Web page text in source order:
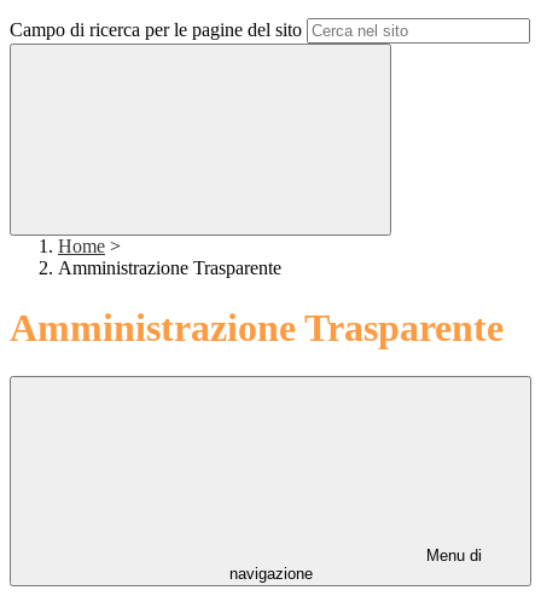
Campo di ricerca per le pagine del sito
Home >
Amministrazione Trasparente
Amministrazione Trasparente
Menu di
navigazione